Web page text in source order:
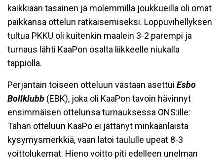
kaikkiaan tasainen ja molemmilla joukkueilla oli omat
paikkansa ottelun ratkaisemiseksi. Loppuvihellyksen
tultua PKKU oli kuitenkin maalein 3-2 parempi ja
turnaus lähti KaaPon osalta liikkeelle niukalla
tappiolla.
Perjantain toiseen otteluun vastaan asettui Esbo
Bollklubb (EBK), joka oli KaaPon tavoin hävinnyt
ensimmäisen ottelunsa turnauksessa ONS:ille:
Tähän otteluun KaaPo ei jättänyt minkäänlaista
kysymysmerkkiä, vaan latoi taululle upeat 8-3
voittolukemat. Hieno voitto piti edelleen unelman